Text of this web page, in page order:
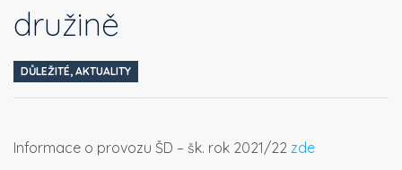
družině
DŮLEŽITÉ, AKTUALITY
Informace o provozu ŠD – šk. rok 2021/22 zde